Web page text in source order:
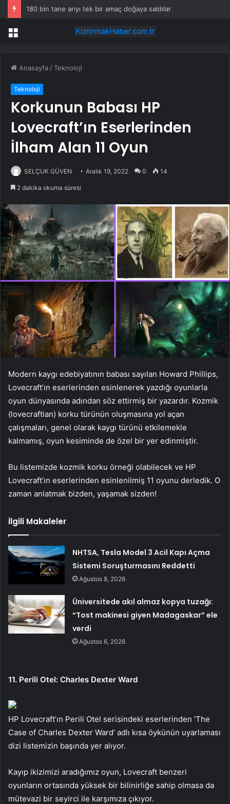
180 bin tane arıyı tek bir amaç doğaya saldılar
Menü
Anasayfa /Teknoloji
Teknoloji
Korkunun Babası HP
Lovecraft’ın Eserlerinden
İlham Alan 11 Oyun
SELÇUK GÜVEN Aralık 19, 2022 0 14
2 dakika okuma süresi
Modern kaygı edebiyatının babası sayılan Howard Phillips,
Lovecraft’ın eserlerinden esinlenerek yazdığı oyunlarla
oyun dünyasında adından söz ettirmiş bir yazardır. Kozmik
(lovecraftian) korku türünün oluşmasına yol açan
çalışmaları, genel olarak kaygı türünü etkilemekle
kalmamış, oyun kesiminde de özel bir yer edinmiştir.
Bu listemizde kozmik korku örneği olabilecek ve HP
Lovecraft’ın eserlerinden esinlenilmiş 11 oyunu derledik. O
zaman anlatmak bizden, yaşamak sizden!
İlgili Makaleler
NHTSA, Tesla Model 3 Acil Kapı Açma
Sistemi Soruşturmasını Reddetti
Ağustos 8, 2026
Üniversitede akıl almaz kopya tuzağı:
“Tost makinesi giyen Madagaskar” ele
verdi
Ağustos 6, 2026
11. Perili Otel: Charles Dexter Ward
HP Lovecraft’ın Perili Otel serisindeki eserlerinden ‘The
Case of Charles Dexter Ward’ adlı kısa öykünün uyarlaması
dizi listemizin başında yer alıyor.
Kayıp ikizimizi aradığımız oyun, Lovecraft benzeri
oyunların ortasında yüksek bir bilinirliğe sahip olmasa da
mütevazi bir seyirci ile karşımıza çıkıyor.